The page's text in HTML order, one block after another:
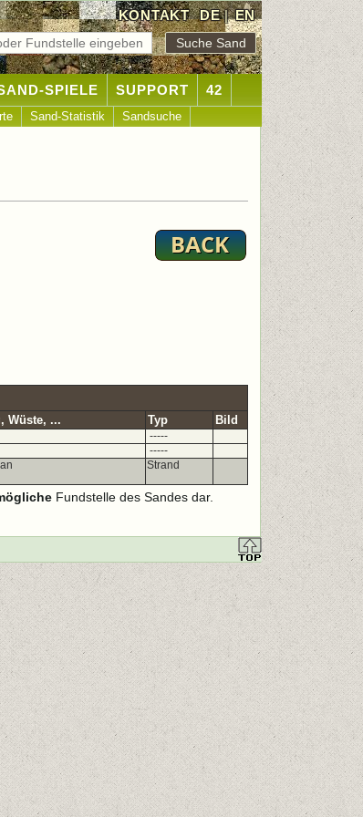
KONTAKT DE|EN
SPIELE SUPPORT 42
Sand-Statistik Sandsuche
Wüste, ... Typ Bild
-----
-----
Strand
Fundstelle des Sandes dar.